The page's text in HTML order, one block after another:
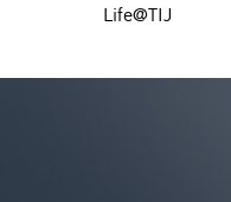
Life@TIJ